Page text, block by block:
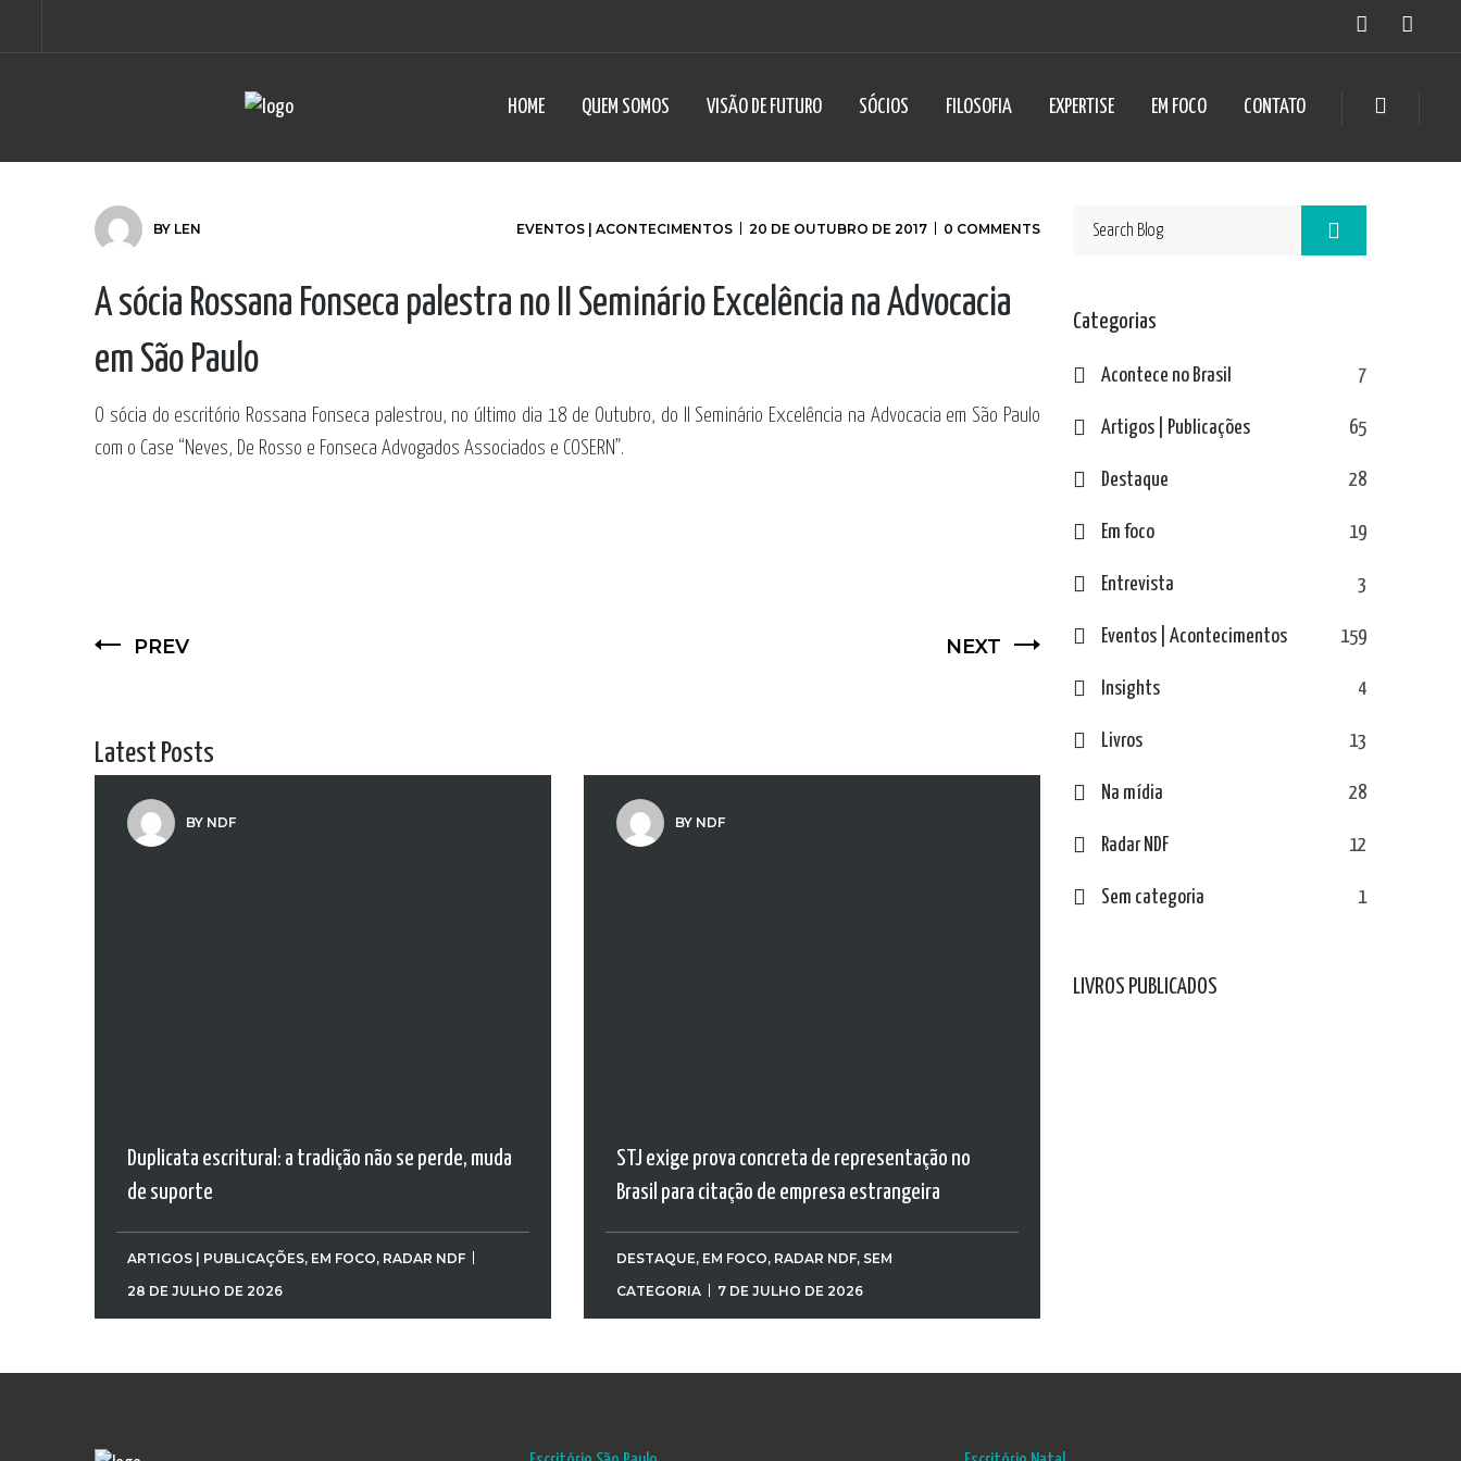
HOME QUEM SOMOS VISÃO DE FUTURO SÓCIOS FILOSOFIA EXPERTISE EM FOCO CONTATO
BY LEN EVENTOS | ACONTECIMENTOS 20 DE OUTUBRO DE 2017 0 COMMENTS
A sócia Rossana Fonseca palestra no II Seminário Excelência na Advocacia
em São Paulo
O sócia do escritório Rossana Fonseca palestrou, no último dia 18 de Outubro, do II Seminário Excelência na Advocacia em São Paulo
com o Case “Neves, De Rosso e Fonseca Advogados Associados e COSERN”.
PREV NEXT
Latest Posts
BY NDF
Duplicata escritural: a tradição não se perde, muda
de suporte
ARTIGOS | PUBLICAÇÕES, EM FOCO, RADAR NDF
28 DE JULHO DE 2026
BY NDF
STJ exige prova concreta de representação no
Brasil para citação de empresa estrangeira
DESTAQUE, EM FOCO, RADAR NDF, SEM
CATEGORIA
7 DE JULHO DE 2026
Categorias
Acontece no Brasil 7
Artigos | Publicações 65
Destaque 28
Em foco 19
Entrevista 3
Eventos | Acontecimentos 159
Insights 4
Livros 13
Na mídia 28
Radar NDF 12
Sem categoria 1
LIVROS PUBLICADOS